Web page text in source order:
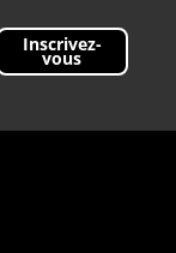
Inscrivez-
vous